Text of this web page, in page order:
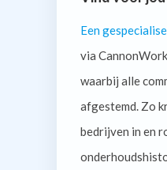
Een
via
waarbij alle
afgestemd. Zo
bedrijven in en